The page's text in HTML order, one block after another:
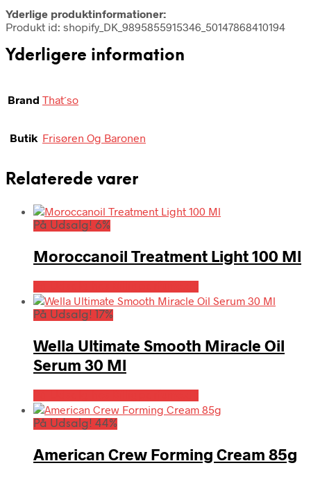
Yderlige produktinformationer:
Produkt id: shopify_DK_9895855915346_50147868410194
Yderligere information
Brand That´so
Butik Frisøren Og Baronen
Relaterede varer
På Udsalg! 6%
Moroccanoil Treatment Light 100 Ml
På Udsalg! 17%
Wella Ultimate Smooth Miracle Oil
Serum 30 Ml
På Udsalg! 44%
American Crew Forming Cream 85g